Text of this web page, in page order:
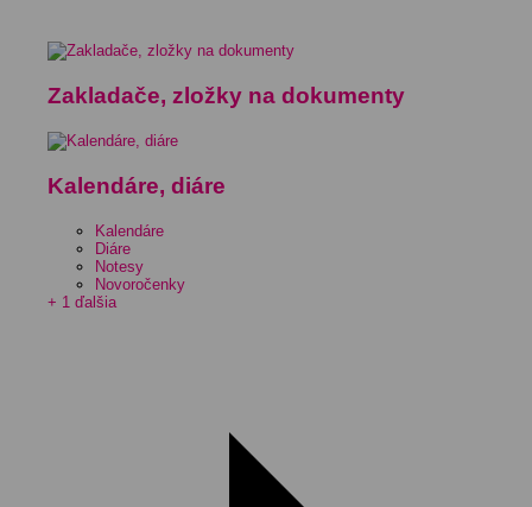
Zakladače, zložky na dokumenty
Kalendáre, diáre
Kalendáre
Diáre
Notesy
Novoročenky
+ 1 ďalšia